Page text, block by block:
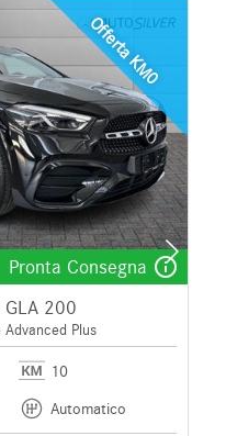
Pronta Consegna info_outline
Offerta KM0
GLA 200
Plus
10
Automatico